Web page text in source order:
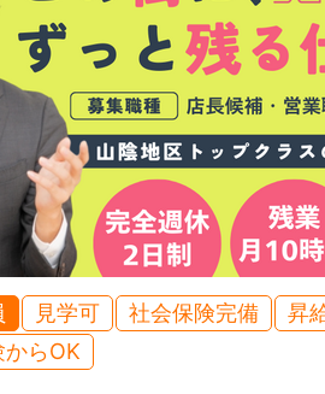
見学可 社会保険完備
昇
からOK